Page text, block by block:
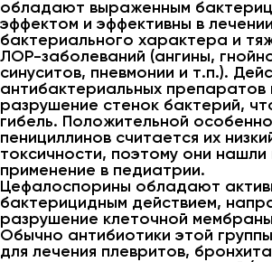
обладают выраженным
эффектом и эффективны в
бактериального характера и
ЛОР-заболеваний (ангины,
синуситов, пневмонии и т.п.).
антибактериальных
разрушение стенок бактерий,
гибель. Положительной
пенициллинов считается их
токсичности, поэтому они
применение в педиатрии.
Цефалоспорины обладают
бактерицидным действием,
разрушение клеточной
Обычно антибиотики этой
для лечения плевритов,